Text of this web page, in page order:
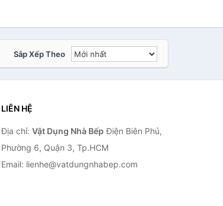
Sắp Xếp Theo
LIÊN HỆ
Địa chỉ: Vật Dụng Nhà Bếp Điện Biên Phủ,
Phường 6, Quận 3, Tp.HCM
Email: lienhe@vatdungnhabep.com